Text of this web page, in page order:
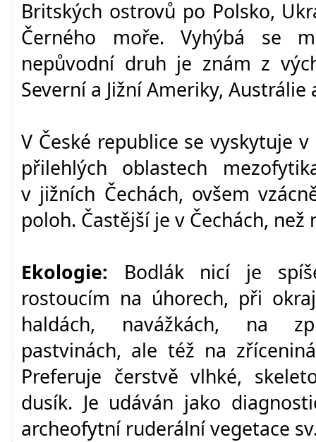
Britských ostrovů po Polsko,
Černého moře. Vyhýbá se
nepůvodní druh je znám z
Severní a Jižní Ameriky, Austrálie
V České republice se vyskytuje
přilehlých oblastech
v jižních Čechách, ovšem
poloh. Častější je v Čechách, než
Ekologie: Bodlák nicí je
rostoucím na úhorech, při
haldách, navážkách, na
pastvinách, ale též na
Preferuje čerstvě vlhké,
dusík. Je udáván jako
archeofytní ruderální vegetace